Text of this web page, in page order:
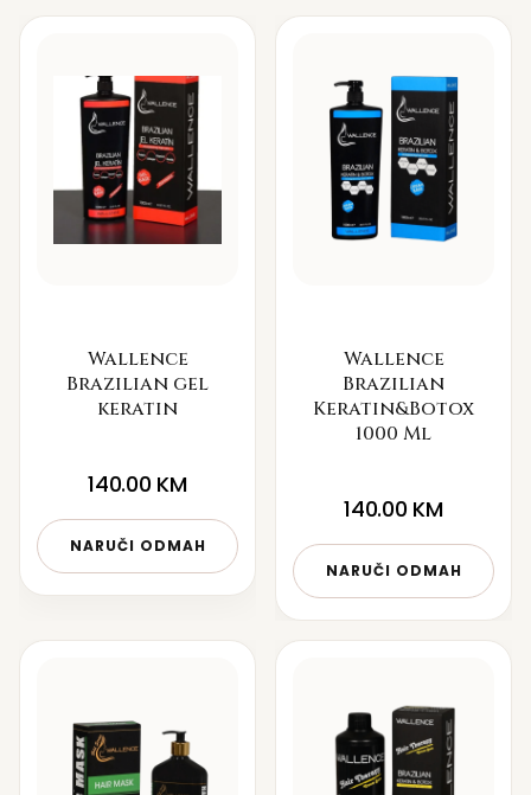
Wallence
Brazilian gel
keratin
140.00 KM
NARUČI ODMAH
Wallence
Brazilian
Keratin&Botox
1000 Ml
140.00 KM
NARUČI ODMAH